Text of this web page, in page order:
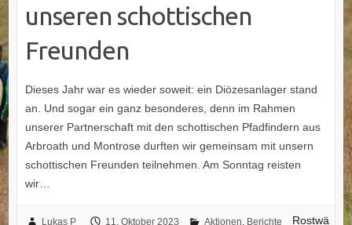
unseren schottischen
Freunden
Dieses Jahr war es wieder soweit: ein Diözesanlager stand
an. Und sogar ein ganz besonderes, denn im Rahmen
unserer Partnerschaft mit den schottischen Pfadfindern aus
Arbroath und Montrose durften wir gemeinsam mit unsern
schottischen Freunden teilnehmen. Am Sonntag reisten
wir…
Lukas P 11. Oktober 2023 Aktionen, Berichte
Rostwä